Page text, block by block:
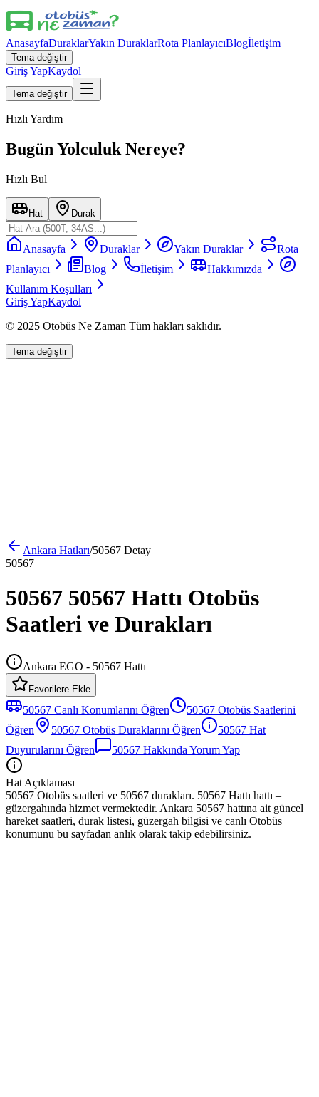
AnasayfaDuraklarYakın DuraklarRota PlanlayıcıBlogİletişim
Tema değiştir
Giriş YapKaydol
Tema değiştir
Hızlı Yardım
Bugün Yolculuk Nereye?
Hızlı Bul
Hat Durak
Anasayfa Duraklar Yakın Duraklar
Rota
Planlayıcı
Blog İletişim
Hakkımızda
Kullanım Koşulları
Giriş YapKaydol
© 2025 Otobüs Ne Zaman Tüm hakları saklıdır.
Tema değiştir
Ankara Hatları/50567 Detay
50567
50567 50567 Hattı Otobüs
Saatleri ve Durakları
Ankara EGO - 50567 Hattı
Favorilere Ekle
50567 Canlı Konumlarını Öğren 50567 Otobüs Saatlerini
Öğren
50567 Otobüs Duraklarını Öğren 50567 Hat
Duyurularını Öğren
50567 Hakkında Yorum Yap
Hat Açıklaması
50567 Otobüs saatleri ve 50567 durakları. 50567 Hattı hattı –
güzergahında hizmet vermektedir. Ankara 50567 hattına ait güncel
hareket saatleri, durak listesi, güzergah bilgisi ve canlı Otobüs
konumunu bu sayfadan anlık olarak takip edebilirsiniz.